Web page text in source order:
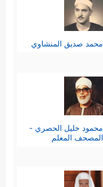
محمد صديق المنشاوي
محمود خليل الحصري -
المصحف المعلم